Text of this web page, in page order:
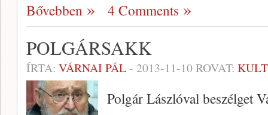
Bővebben 4 Comments
POLGÁRSAKK
ÍRTA: VÁRNAI PÁL- 2013-11-10ROVAT:
Polgár Lászlóval beszélget